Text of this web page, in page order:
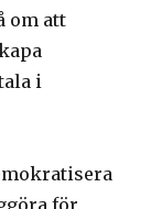
om att
i
för